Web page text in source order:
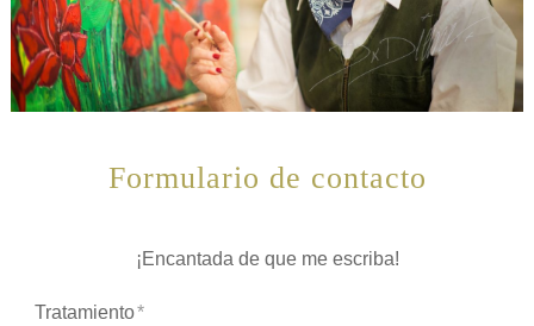
Formulario de contacto
¡Encantada de que me escriba!
Tratamiento*